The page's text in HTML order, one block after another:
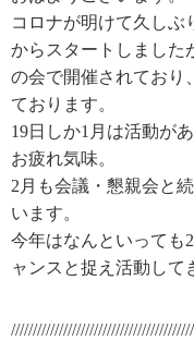
コロナが明けて久しぶ
からスタートしました
の会で開催されており
ております。
19日しか1月は活動が
お疲れ気味。
2月も会議・懇親会と
います。
今年はなんといっても
ャンスと捉え活動して